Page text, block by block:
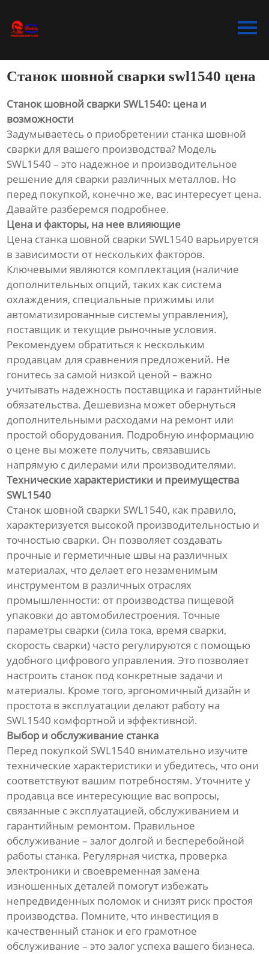
Bидео
Новости
О Hас
Контакты
Станок шовной сварки swl1540 цена
Станок шовной сварки SWL1540: цена и
возможности
Задумываетесь о приобретении станка шовной
сварки для вашего производства? Модель
SWL1540 – это надежное и производительное
решение для сварки различных металлов. Но
перед покупкой, конечно же, вас интересует цена.
Давайте разберемся подробнее.
Цена и факторы, на нее влияющие
Цена станка шовной сварки SWL1540 варьируется
в зависимости от нескольких факторов.
Ключевыми являются комплектация (наличие
дополнительных опций, таких как система
охлаждения, специальные прижимы или
автоматизированные системы управления),
поставщик и текущие рыночные условия.
Рекомендуем обратиться к нескольким
продавцам для сравнения предложений. Не
гонитесь за самой низкой ценой – важно
учитывать надежность поставщика и гарантийные
обязательства. Дешевизна может обернуться
дополнительными расходами на ремонт или
простой оборудования. Подробную информацию
о цене вы можете получить, связавшись
напрямую с дилерами или производителями.
Технические характеристики и преимущества
SWL1540
Станок шовной сварки SWL1540, как правило,
характеризуется высокой производительностью и
точностью сварки. Он позволяет создавать
прочные и герметичные швы на различных
материалах, что делает его незаменимым
инструментом в различных отраслях
промышленности: от производства пищевой
упаковки до автомобилестроения. Точные
параметры сварки (сила тока, время сварки,
скорость сварки) часто регулируются с помощью
удобного цифрового управления. Это позволяет
настроить станок под конкретные задачи и
материалы. Кроме того, эргономичный дизайн и
простота в эксплуатации делают работу на
SWL1540 комфортной и эффективной.
Выбор и обслуживание станка
Перед покупкой SWL1540 внимательно изучите
технические характеристики и убедитесь, что они
соответствуют вашим потребностям. Уточните у
продавца все интересующие вас вопросы,
связанные с эксплуатацией, обслуживанием и
гарантийным ремонтом. Правильное
обслуживание – залог долгой и бесперебойной
работы станка. Регулярная чистка, проверка
электроники и своевременная замена
изношенных деталей помогут избежать
непредвиденных поломок и снизят риск простоя
производства. Помните, что инвестиция в
качественный станок и его грамотное
обслуживание – это залог успеха вашего бизнеса.